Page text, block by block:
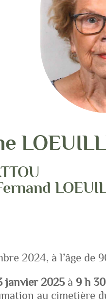
2024, à l’âge de
janvier 2025à 9 h 30
au cimetière